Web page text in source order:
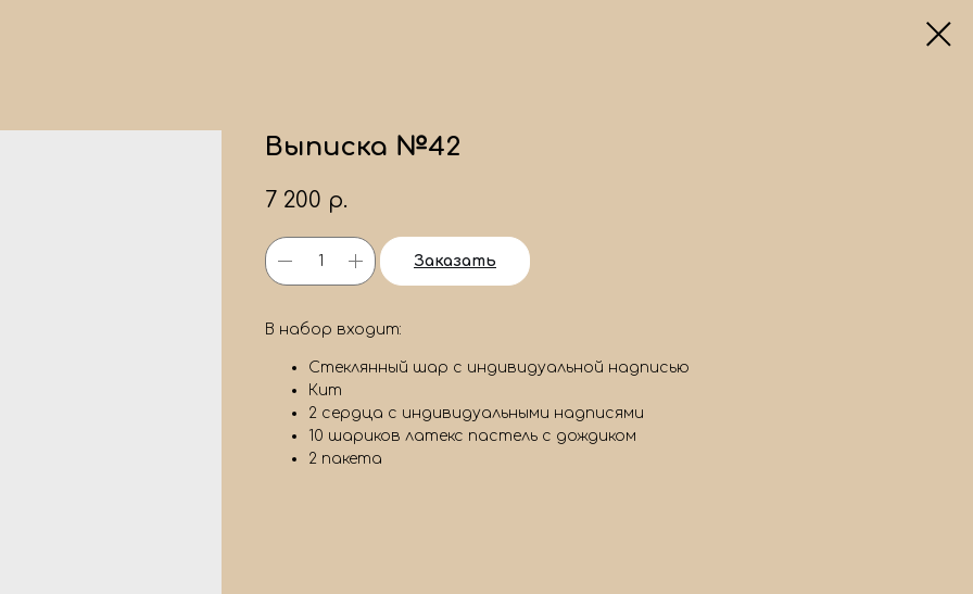
Выписка №42
7 200 р.
Заказать
В набор входит:
Стеклянный шар с индивидуальной надписью
Кит
2 сердца с индивидуальными надписями
10 шариков латекс пастель с дождиком
2 пакета